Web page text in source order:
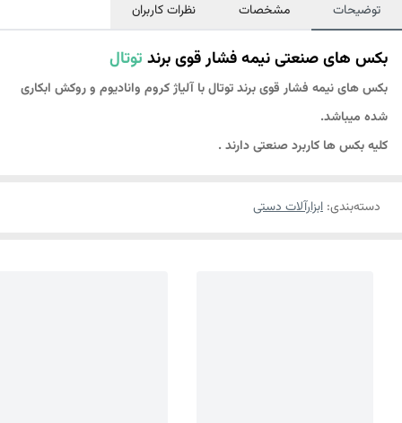
توضیحات مشخصات نظرات کاربران
بکس های صنعتی نیمه فشار قوی برند توتال
بکس های نیمه فشار قوی برند توتال با آلیاژ کروم وانادیوم و روکش ابکاری
شده میباشد.
کلیه بکس ها کاربرد صنعتی دارند .
دسته‌بندی: ابزارآلات دستی